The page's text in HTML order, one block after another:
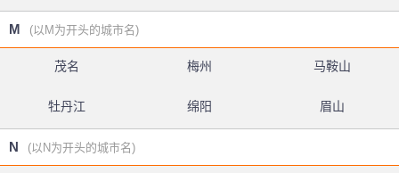
M (以M为开头的城市名)
茂名 梅州 马鞍山
牡丹江 绵阳 眉山
N (以N为开头的城市名)